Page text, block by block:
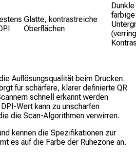
Glatte, kontrastreiche
Oberflächen
farbige
Auflösungsqualität beim Drucken.
für schärfere, klarer definierte QR
schnell erkannt werden
Wert kann zu unscharfen
die Scan-Algorithmen verwirren.
kennen die Spezifikationen zur
es auf die Farbe der Ruhezone an.